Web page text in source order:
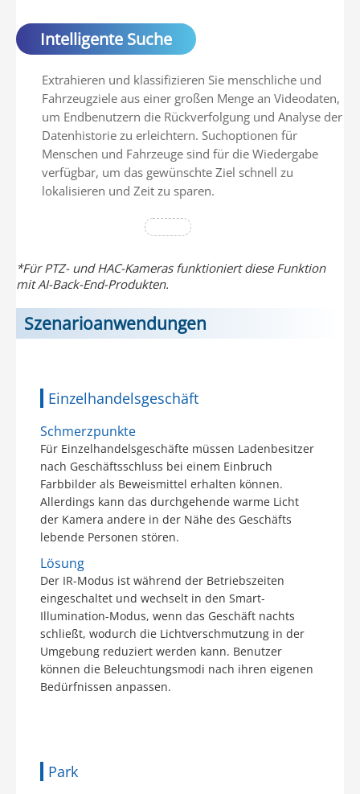
Intelligente Suche
Extrahieren und klassifizieren Sie menschliche und
Fahrzeugziele aus einer großen Menge an Videodaten,
um Endbenutzern die Rückverfolgung und Analyse der
Datenhistorie zu erleichtern. Suchoptionen für
Menschen und Fahrzeuge sind für die Wiedergabe
verfügbar, um das gewünschte Ziel schnell zu
lokalisieren und Zeit zu sparen.
*Für PTZ- und HAC-Kameras funktioniert diese Funktion
mit AI-Back-End-Produkten.
Szenarioanwendungen
Einzelhandelsgeschäft
Schmerzpunkte
Für Einzelhandelsgeschäfte müssen Ladenbesitzer
nach Geschäftsschluss bei einem Einbruch
Farbbilder als Beweismittel erhalten können.
Allerdings kann das durchgehende warme Licht
der Kamera andere in der Nähe des Geschäfts
lebende Personen stören.
Lösung
Der IR-Modus ist während der Betriebszeiten
eingeschaltet und wechselt in den Smart-
Illumination-Modus, wenn das Geschäft nachts
schließt, wodurch die Lichtverschmutzung in der
Umgebung reduziert werden kann. Benutzer
können die Beleuchtungsmodi nach ihren eigenen
Bedürfnissen anpassen.
Park